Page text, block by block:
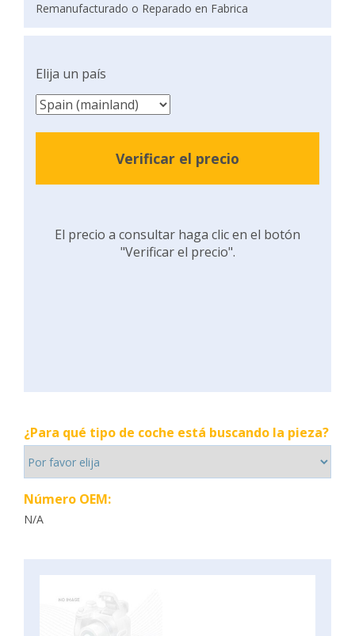
Remanufacturado o Reparado en Fabrica
Elija un país
Verificar el precio
El precio a consultar haga clic en el botón
"Verificar el precio".
¿Para qué tipo de coche está buscando la pieza?
Número OEM:
N/A